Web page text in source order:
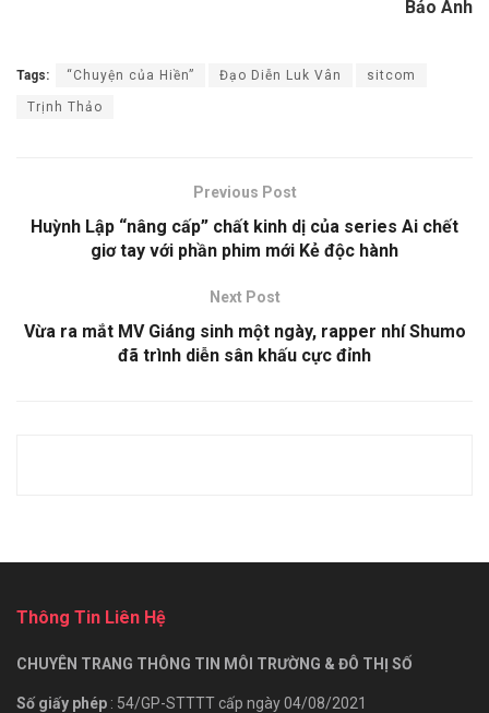
Bảo Anh
Tags: “Chuyện của Hiền” Đạo Diễn Luk Vân sitcom
Trịnh Thảo
Previous Post
Huỳnh Lập “nâng cấp” chất kinh dị của series Ai chết
giơ tay với phần phim mới Kẻ độc hành
Next Post
Vừa ra mắt MV Giáng sinh một ngày, rapper nhí Shumo
đã trình diễn sân khấu cực đỉnh
Thông Tin Liên Hệ
CHUYÊN TRANG THÔNG TIN MÔI TRƯỜNG & ĐÔ THỊ SỐ
Số giấy phép : 54/GP-STTTT cấp ngày 04/08/2021